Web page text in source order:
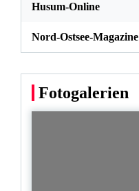
Husum-Online
Nord-Ostsee-Magazine
Fotogalerien